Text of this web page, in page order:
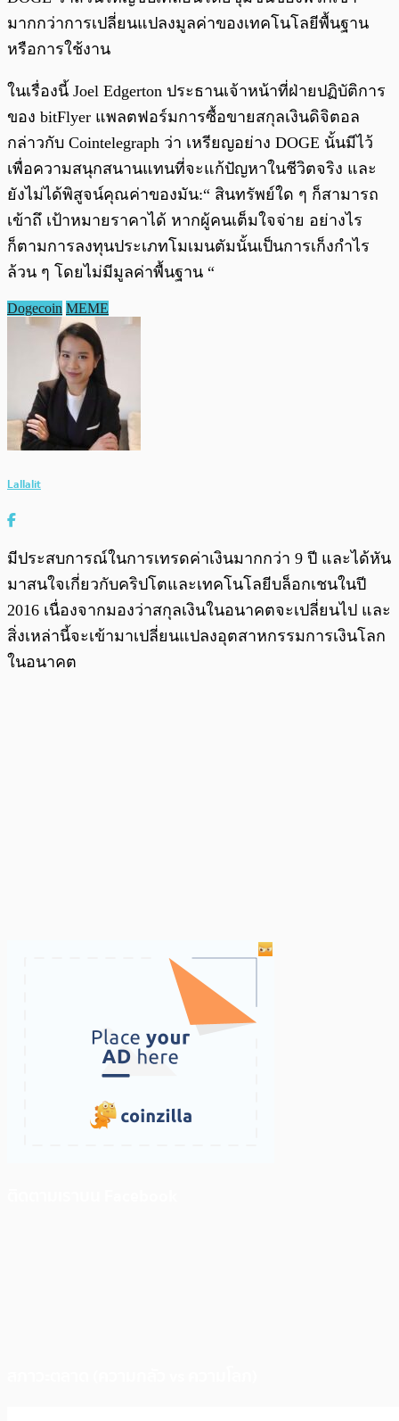
มากกว่าการเปลี่ยนแปลงมูลค่าของเทคโนโลยีพื้นฐาน
หรือการใช้งาน
ในเรื่องนี้ Joel Edgerton ประธานเจ้าหน้าที่ฝ่ายปฏิบัติการ
ของ bitFlyer แพลตฟอร์มการซื้อขายสกุลเงินดิจิตอล
กล่าวกับ Cointelegraph ว่า เหรียญอย่าง DOGE นั้นมีไว้
เพื่อความสนุกสนานแทนที่จะแก้ปัญหาในชีวิตจริง และ
ยังไม่ได้พิสูจน์คุณค่าของมัน:“ สินทรัพย์ใด ๆ ก็สามารถ
เข้าถึ เป้าหมายราคาได้ หากผู้คนเต็มใจจ่าย อย่างไร
ก็ตามการลงทุนประเภทโมเมนตัมนั้นเป็นการเก็งกำไร
ล้วน ๆ โดยไม่มีมูลค่าพื้นฐาน “
Dogecoin MEME
Lallalit
มีประสบการณ์ในการเทรดค่าเงินมากกว่า 9 ปี และได้หัน
มาสนใจเกี่ยวกับคริปโตและเทคโนโลยีบล็อกเชนในปี
2016 เนื่องจากมองว่าสกุลเงินในอนาคตจะเปลี่ยนไป และ
สิ่งเหล่านี้จะเข้ามาเปลี่ยนแปลงอุตสาหกรรมการเงินโลก
ในอนาคต